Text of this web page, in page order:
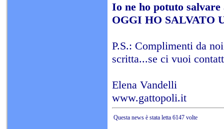
Io ne ho potuto salvare
OGGI HO SALVATO
P.S.: Complimenti da
scritta...se ci vuoi
Elena Vandelli
www.gattopoli.it
Questa news è stata letta 6147 volte